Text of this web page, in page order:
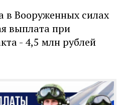
в Вооруженных силах
выплата при
- 4,5 млн рублей